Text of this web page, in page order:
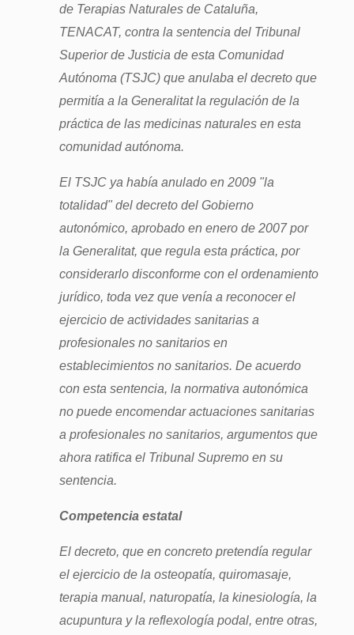
de Terapias Naturales de Cataluña,
TENACAT, contra la sentencia del Tribunal
Superior de Justicia de esta Comunidad
Autónoma (TSJC) que anulaba el decreto que
permitía a la Generalitat la regulación de la
práctica de las medicinas naturales en esta
comunidad autónoma.
El TSJC ya había anulado en 2009 "la
totalidad" del decreto del Gobierno
autonómico, aprobado en enero de 2007 por
la Generalitat, que regula esta práctica, por
considerarlo disconforme con el ordenamiento
jurídico, toda vez que venía a reconocer el
ejercicio de actividades sanitarias a
profesionales no sanitarios en
establecimientos no sanitarios. De acuerdo
con esta sentencia, la normativa autonómica
no puede encomendar actuaciones sanitarias
a profesionales no sanitarios, argumentos que
ahora ratifica el Tribunal Supremo en su
sentencia.
Competencia estatal
El decreto, que en concreto pretendía regular
el ejercicio de la osteopatía, quiromasaje,
terapia manual, naturopatía, la kinesiología, la
acupuntura y la reflexología podal, entre otras,